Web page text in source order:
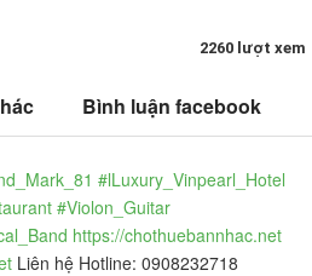
2260 lượt xem
Bình luận facebook
#lLuxury_Vinpearl_Hotel
#Violon_Guitar
https://chothuebannhac.net
Liên hệ Hotline: 0908232718